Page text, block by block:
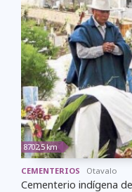
8702,5 km
CEMENTERIOS Otavalo
Cementerio indígena